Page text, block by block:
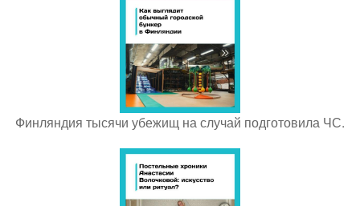
Финляндия тысячи убежищ на случай подготовила ЧС.